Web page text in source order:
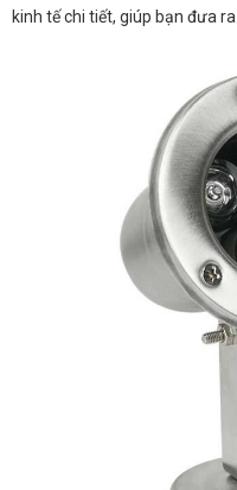
kinh tế chi tiết, giúp bạn đưa